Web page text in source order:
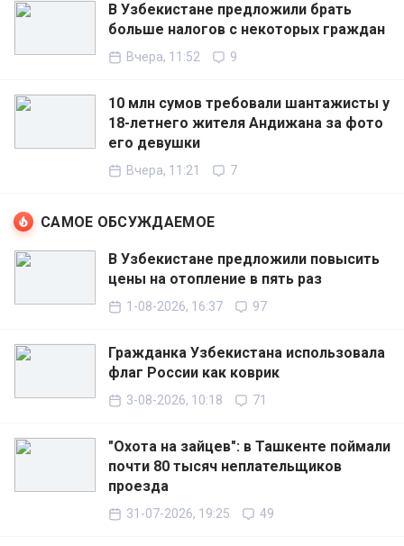
В Узбекистане предложили брать
больше налогов с некоторых граждан
Вчера, 11:52 9
10 млн сумов требовали шантажисты у
18-летнего жителя Андижана за фото
его девушки
Вчера, 11:21 7
САМОЕ ОБСУЖДАЕМОЕ
В Узбекистане предложили повысить
цены на отопление в пять раз
1-08-2026, 16:37 97
Гражданка Узбекистана использовала
флаг России как коврик
3-08-2026, 10:18 71
"Охота на зайцев": в Ташкенте поймали
почти 80 тысяч неплательщиков
проезда
31-07-2026, 19:25 49